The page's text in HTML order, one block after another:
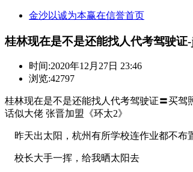
金沙以诚为本赢在信誉首页
桂林现在是不是还能找人代考驾驶证
时间:2020年12月27日 23:46
浏览:42797
桂林现在是不是还能找人代考驾驶证〓买驾
话似大佬 张晋加盟《环太2》
昨天出太阳，杭州有所学校连作业都不布
校长大手一挥，给我晒太阳去